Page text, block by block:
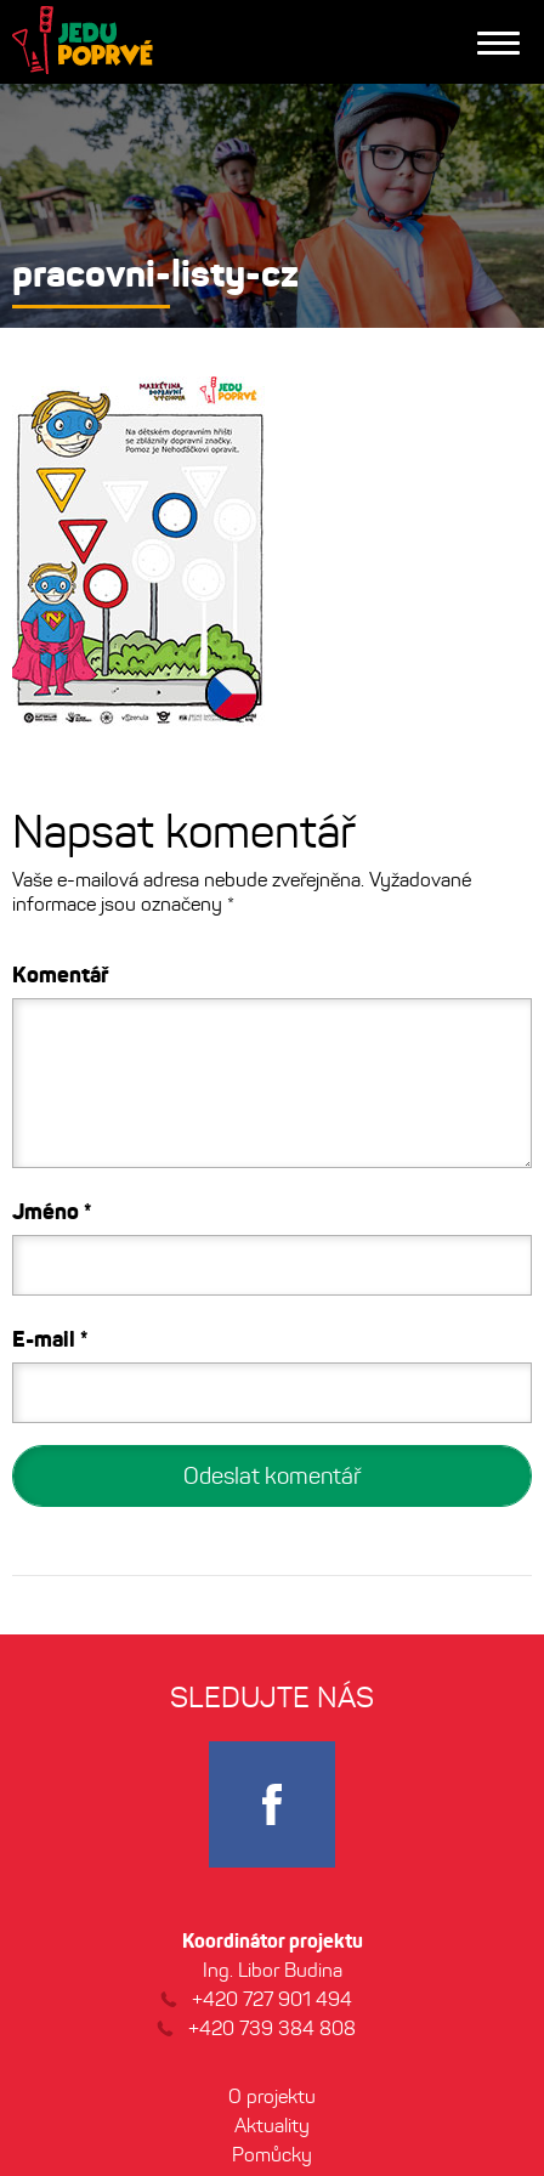
pracovni-listy-cz
Napsat komentář
Vaše e-mailová adresa nebude zveřejněna. Vyžadované
informace jsou označeny *
Komentář
Jméno*
E-mail *
SLEDUJTE NÁS
Koordinátor projektu
Ing. Libor Budina
+420 727 901 494
+420 739 384 808
O projektu
Aktuality
Pomůcky